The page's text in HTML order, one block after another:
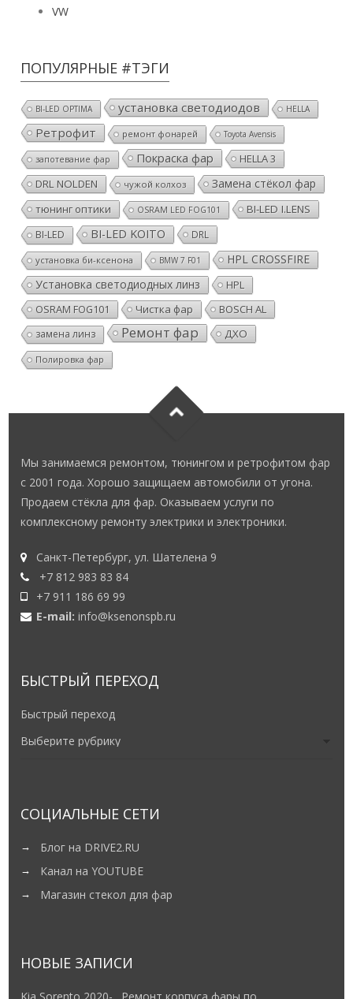
VW
ПОПУЛЯРНЫЕ #ТЭГИ
BI-LED OPTIMA установка светодиодов HELLA
Ретрофит ремонт фонарей Toyota Avensis
запотевание фар Покраска фар
HELLA 3
DRL NOLDEN
чужой колхоз Замена стёкол фар
тюнинг оптики OSRAM LED FOG101 BI-LED I.LENS
BI-LED BI-LED KOITO DRL
установка би-ксенона BMW 7 F01
HPL CROSSFIRE
Установка светодиодных линз
HPL
OSRAM FOG101
Чистка фар BOSCH AL
замена линз Ремонт фар ДХО
Полировка фар
Мы занимаемся ремонтом, тюнингом и ретрофитом фар
с 2001 года. Хорошо защищаем автомобили от угона.
Продаем стёкла для фар. Оказываем услуги по
комплексному ремонту электрики и электроники.
Санкт-Петербург, ул. Шателена 9
+7 812 983 83 84
+7 911 186 69 99
E-mail:info@ksenonspb.ru
БЫСТРЫЙ ПЕРЕХОД
Быстрый переход
СОЦИАЛЬНЫЕ СЕТИ
Блог на DRIVE2.RU
Канал на YOUTUBE
Магазин стекол для фар
НОВЫЕ ЗАПИСИ
Kia Sorento 2020- . Ремонт корпуса фары по